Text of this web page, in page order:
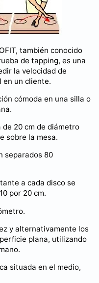
también conocido
de tapping, es una
la velocidad de
en un cliente.
cómoda en una silla o
de 20 cm de diámetro
sobre la mesa.
separados 80
a cada disco se
por 20 cm.
y alternativamente los
plana, utilizando
situada en el medio,